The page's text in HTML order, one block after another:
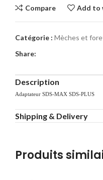
Compare Add to
Catégorie : Mèches et
Share:
Description
Adaptateur SDS-MAX SDS-PLUS
Shipping & Delivery
Produits